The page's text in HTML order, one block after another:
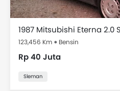
Daftar Harga Harga Mobil
Juta mulai dari Rp 40 Juta
dari 1 mobil bekas di
Model
1987 Mitsubishi Eterna 2.0
123,456 Km Bensin
Rp 40 Juta
Sleman